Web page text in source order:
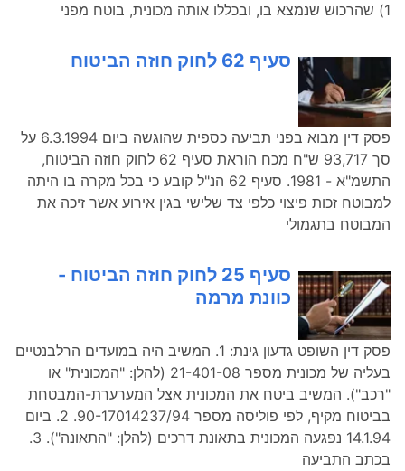
1) שהרכוש שנמצא בו, ובכללו אותה מכונית, בוטח מפני
סעיף 62 לחוק חוזה הביטוח
פסק דין מבוא בפני תביעה כספית שהוגשה ביום 6.3.1994 על
סך 93,717 ש"ח מכח הוראת סעיף 62 לחוק חוזה הביטוח,
התשמ"א - 1981. סעיף 62 הנ"ל קובע כי בכל מקרה בו היתה
למבוטח זכות פיצוי כלפי צד שלישי בגין אירוע אשר זיכה את
המבוטח בתגמולי
סעיף 25 לחוק חוזה הביטוח -
כוונת מרמה
פסק דין השופט גדעון גינת: 1. המשיב היה במועדים הרלבנטיים
בעליה של מכונית מספר 21-401-08 (להלן: "המכונית" או
"רכב"). המשיב ביטח את המכונית אצל המערערת-המבטחת
בביטוח מקיף, לפי פוליסה מספר 90-17014237/94. 2. ביום
14.1.94 נפגעה המכונית בתאונת דרכים (להלן: "התאונה"). 3.
בכתב התביעה